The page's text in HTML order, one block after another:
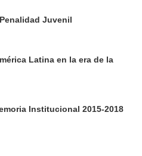
Juvenil
Latina en la era de la
Institucional 2015-2018